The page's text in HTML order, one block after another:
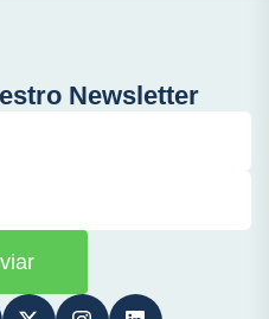
Newsletter